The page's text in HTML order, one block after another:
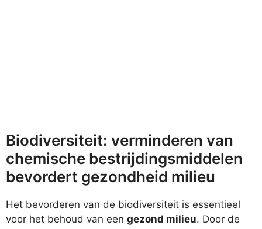
Biodiversiteit: verminderen van
chemische bestrijdingsmiddelen
bevordert gezondheid milieu
Het bevorderen van de biodiversiteit is essentieel
voor het behoud van een gezond milieu. Door de